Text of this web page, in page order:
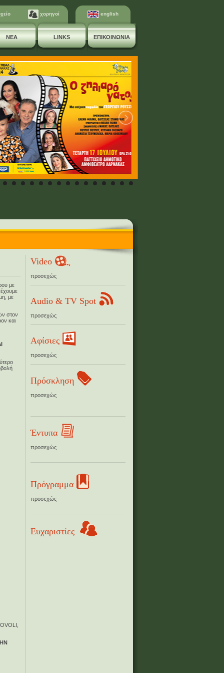
χορηγοί english
ΝΕΑ LINKS ΕΠΙΚΟΙΝΩΝΙΑ
με
με
στον
και
Video
προσεχώς
Audio & TV Spot
προσεχώς
Αφίσιες
προσεχώς
Πρόσκληση
προσεχώς
Έντυπα
προσεχώς
Πρόγραμμα
προσεχώς
Ευχαριστίες